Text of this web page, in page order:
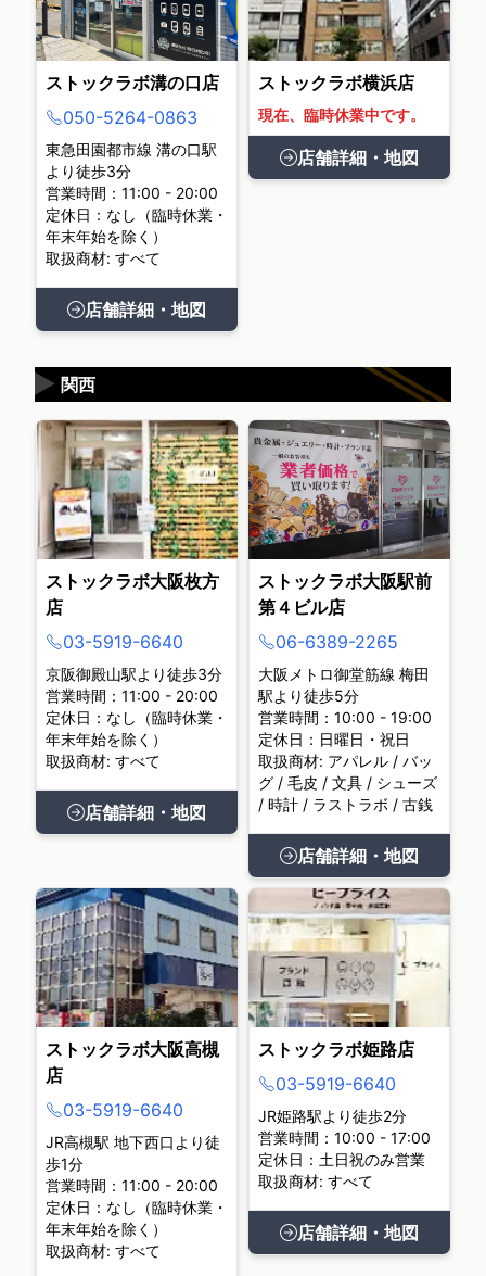
ストックラボ溝の口店
050-5264-0863
東急田園都市線 溝の口駅
より徒歩3分
営業時間：11:00 - 20:00
定休日：なし（臨時休業・
年末年始を除く）
取扱商材: すべて
店舗詳細・地図
ストックラボ横浜店
現在、臨時休業中です。
店舗詳細・地図
関西
▶
ストックラボ大阪枚方
店
03-5919-6640
京阪御殿山駅より徒歩3分
営業時間：11:00 - 20:00
定休日：なし（臨時休業・
年末年始を除く）
取扱商材: すべて
店舗詳細・地図
ストックラボ大阪駅前
第４ビル店
06-6389-2265
大阪メトロ御堂筋線 梅田
駅より徒歩5分
営業時間：10:00 - 19:00
定休日：日曜日・祝日
取扱商材: アパレル / バッ
グ / 毛皮 / 文具 / シューズ
/ 時計 / ラストラボ / 古銭
店舗詳細・地図
ストックラボ大阪高槻
店
03-5919-6640
JR高槻駅 地下西口より徒
歩1分
営業時間：11:00 - 20:00
定休日：なし（臨時休業・
年末年始を除く）
取扱商材: すべて
ストックラボ姫路店
03-5919-6640
JR姫路駅より徒歩2分
営業時間：10:00 - 17:00
定休日：土日祝のみ営業
取扱商材: すべて
店舗詳細・地図